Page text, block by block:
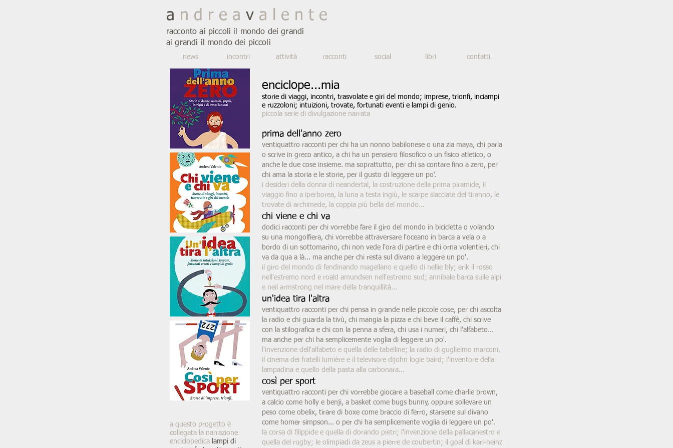
a n d r e a v a l e n t e
racconto ai piccoli il mondo dei grandi
ai grandi il mondo dei piccoli
news incontri attività racconti social libri contatti
a questo progetto è
collegata la narrazione
enciclopedica lampi di
enciclope...mia
storie di viaggi, incontri, trasvolate e giri del mondo; imprese, trionfi, inciampi
e ruzzoloni; intuizioni, trovate, fortunati eventi e lampi di genio.
piccola serie di divulgazione narrata
prima dell'anno zero
ventiquattro racconti per chi ha un nonno babilonese o una zia maya, chi parla
o scrive in greco antico, a chi ha un pensiero filosofico o un fisico atletico, o
anche le due cose insieme. ma soprattutto, per chi sa contare fino a zero, per
chi ama la storia e le storie, per il gusto di leggere un po’.
i desideri della donna di neandertal, la costruzione della prima piramide, il
viaggio fino a iperborea, la luna a testa ingiù, le scarpe slacciate del tiranno, le
trovate di archimede, la coppia più bella del mondo...
chi viene e chi va
dodici racconti per chi vorrebbe fare il giro del mondo in bicicletta o volando
su una mongolfiera, chi vorrebbe attraversare l'oceano in barca a vela o a
bordo di un sottomarino, chi non vede l'ora di partire e chi orna volentieri, chi
va da qua a là... ma anche per chi resta sul divano a leggere un po'.
il giro del mondo di fendinando magellano e quello di nellie bly; erik il rosso
nell'estremo nord e roald amundsen nell'estremo sud; annibale barca sulle alpi
e neil armstrong nel mare della tranquillità...
un'idea tira l'altra
ventiquattro racconti per chi pensa in grande nelle piccole cose, per chi ascolta
la radio e chi guarda la tivù, chi mangia la pizza e chi beve il caffè, chi scrive
con la stilografica e chi con la penna a sfera, chi usa i numeri, chi l'alfabeto...
ma anche per chi ha semplicemente voglia di leggere un po'.
l'invenzione dell'alfabeto e quella delle tabelline; la radio di guglielmo marconi,
il cinema dei fratelli lumière e il televisore dijohn logie baird; l'inventore della
lampadina e quello della pasta alla carbonara...
così per sport
ventiquattro racconti per chi vorrebbe giocare a baseball come charlie brown,
a calcio come holly e benji, a basket come bugs bunny, oppure sollevare un
peso come obelix, tirare di boxe come braccio di ferro, starsene sul divano
come homer simpson... o per chi ha semplicemente voglia di leggere un po'.
la corsa di filippide e quella di dorando pietri; l'invenzione della pallacanestro e
quella del rugby; le olimpiadi da zeus a pierre de coubertin; il goal di karl-heinz